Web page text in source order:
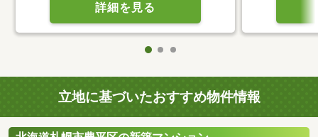
詳細を見る
立地に基づいたおすすめ物件情報